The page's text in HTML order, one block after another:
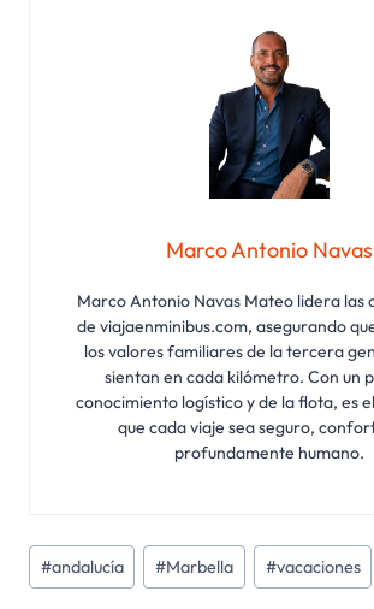
Marco Antonio Navas
Marco Antonio Navas Mateo lidera las
de viajaenminibus.com, asegurando
los valores familiares de la tercera
sientan en cada kilómetro. Con un
conocimiento logístico y de la flota, es
que cada viaje sea seguro,
profundamente humano.
Etiquetas
de
#andalucía #Marbella #vacaciones